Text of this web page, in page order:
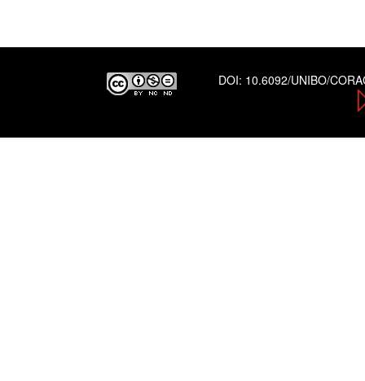
DOI: 10.6092/UNIBO/